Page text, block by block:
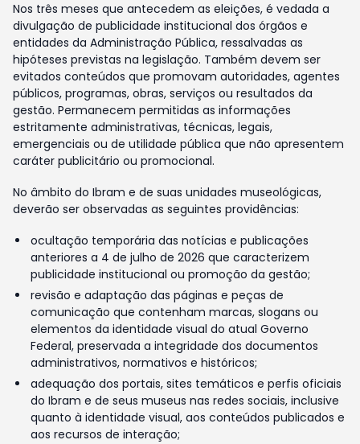
Nos três meses que antecedem as eleições, é vedada a
divulgação de publicidade institucional dos órgãos e
entidades da Administração Pública, ressalvadas as
hipóteses previstas na legislação. Também devem ser
evitados conteúdos que promovam autoridades, agentes
públicos, programas, obras, serviços ou resultados da
gestão. Permanecem permitidas as informações
estritamente administrativas, técnicas, legais,
emergenciais ou de utilidade pública que não apresentem
caráter publicitário ou promocional.
No âmbito do Ibram e de suas unidades museológicas,
deverão ser observadas as seguintes providências:
ocultação temporária das notícias e publicações
anteriores a 4 de julho de 2026 que caracterizem
publicidade institucional ou promoção da gestão;
revisão e adaptação das páginas e peças de
comunicação que contenham marcas, slogans ou
elementos da identidade visual do atual Governo
Federal, preservada a integridade dos documentos
administrativos, normativos e históricos;
adequação dos portais, sites temáticos e perfis oficiais
do Ibram e de seus museus nas redes sociais, inclusive
quanto à identidade visual, aos conteúdos publicados e
aos recursos de interação;